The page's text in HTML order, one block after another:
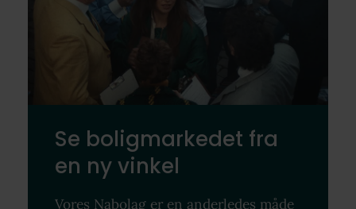
Se boligmarkedet fra
en ny vinkel
Vores Nabolag er en anderledes måde